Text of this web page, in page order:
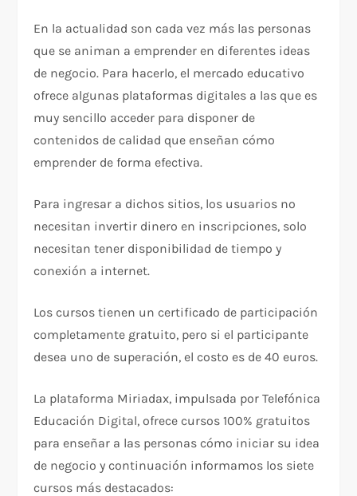
En la actualidad son cada vez más las personas
que se animan a emprender en diferentes ideas
de negocio. Para hacerlo, el mercado educativo
ofrece algunas plataformas digitales a las que es
muy sencillo acceder para disponer de
contenidos de calidad que enseñan cómo
emprender de forma efectiva.
Para ingresar a dichos sitios, los usuarios no
necesitan invertir dinero en inscripciones, solo
necesitan tener disponibilidad de tiempo y
conexión a internet.
Los cursos tienen un certificado de participación
completamente gratuito, pero si el participante
desea uno de superación, el costo es de 40 euros.
La plataforma Miriadax, impulsada por Telefónica
Educación Digital, ofrece cursos 100% gratuitos
para enseñar a las personas cómo iniciar su idea
de negocio y continuación informamos los siete
cursos más destacados: